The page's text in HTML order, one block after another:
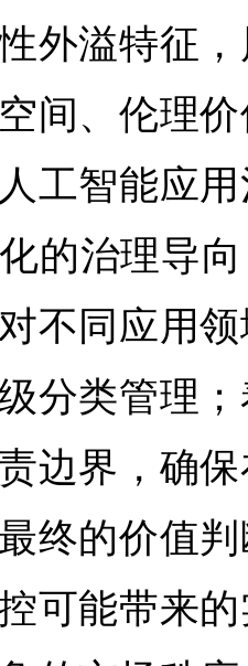
外溢特征
间、伦理
工智能应
的治理导
不同应用
分类管理
边界，确
终的价值
可能带来